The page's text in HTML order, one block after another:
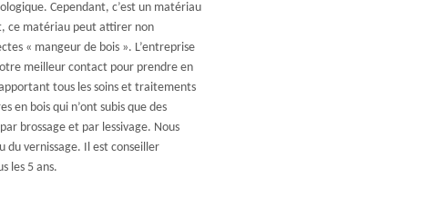
Cependant, c’est un matériau
ce matériau peut attirer non
« mangeur de bois ». L’entreprise
meilleur contact pour prendre en
tous les soins et traitements
en bois qui n’ont subis que des
brossage et par lessivage. Nous
du vernissage. Il est conseiller
les 5 ans.